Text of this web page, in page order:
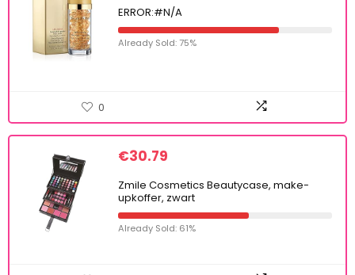
ERROR:#N/A
Already Sold: 75%
0
€30.79
Zmile Cosmetics Beautycase, make-
upkoffer, zwart
Already Sold: 61%